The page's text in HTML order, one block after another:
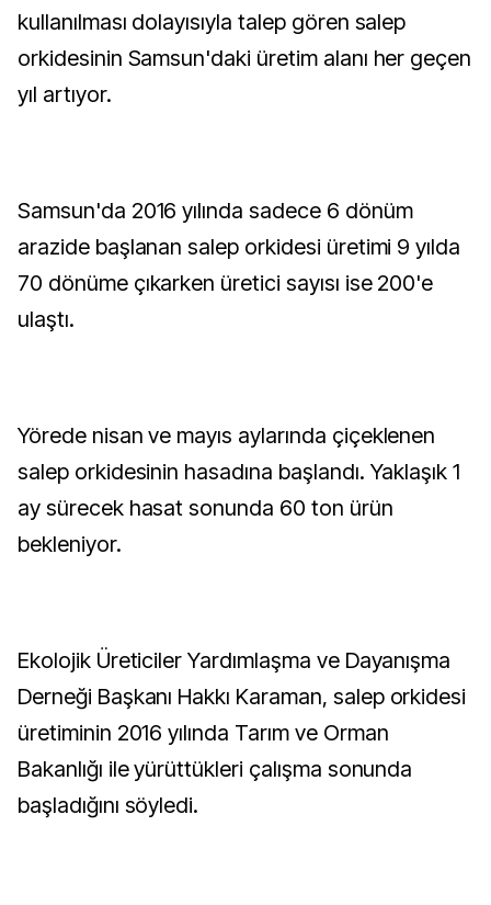
kullanılması dolayısıyla talep gören salep
orkidesinin Samsun'daki üretim alanı her geçen
yıl artıyor.
Samsun'da 2016 yılında sadece 6 dönüm
arazide başlanan salep orkidesi üretimi 9 yılda
70 dönüme çıkarken üretici sayısı ise 200'e
ulaştı.
Yörede nisan ve mayıs aylarında çiçeklenen
salep orkidesinin hasadına başlandı. Yaklaşık 1
ay sürecek hasat sonunda 60 ton ürün
bekleniyor.
Ekolojik Üreticiler Yardımlaşma ve Dayanışma
Derneği Başkanı Hakkı Karaman, salep orkidesi
üretiminin 2016 yılında Tarım ve Orman
Bakanlığı ile yürüttükleri çalışma sonunda
başladığını söyledi.